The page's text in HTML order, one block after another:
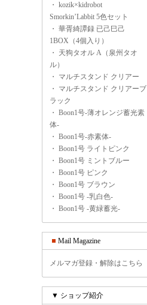
・ kozik×kidrobot
Smorkin’Labbit 5色セット
・ 華胥綺譚録 已己巳己
1BOX（4個入り）
・ 天狗タオル A（泉州タオ
ル）
・ マルチスタンド クリアー
・ マルチスタンド クリアーブ
ラック
・ Boon1号-薄オレンジ蓄光素
体-
・ Boon1号-赤素体-
・ Boon1号 ライトピンク
・ Boon1号 ミントブルー
・ Boon1号 ピンク
・ Boon1号 ブラウン
・ Boon1号 -乳白色-
・ Boon1号 -黄緑蓄光-
Mail Magazine
メルマガ登録・解除はこちら
▼ ショップ紹介